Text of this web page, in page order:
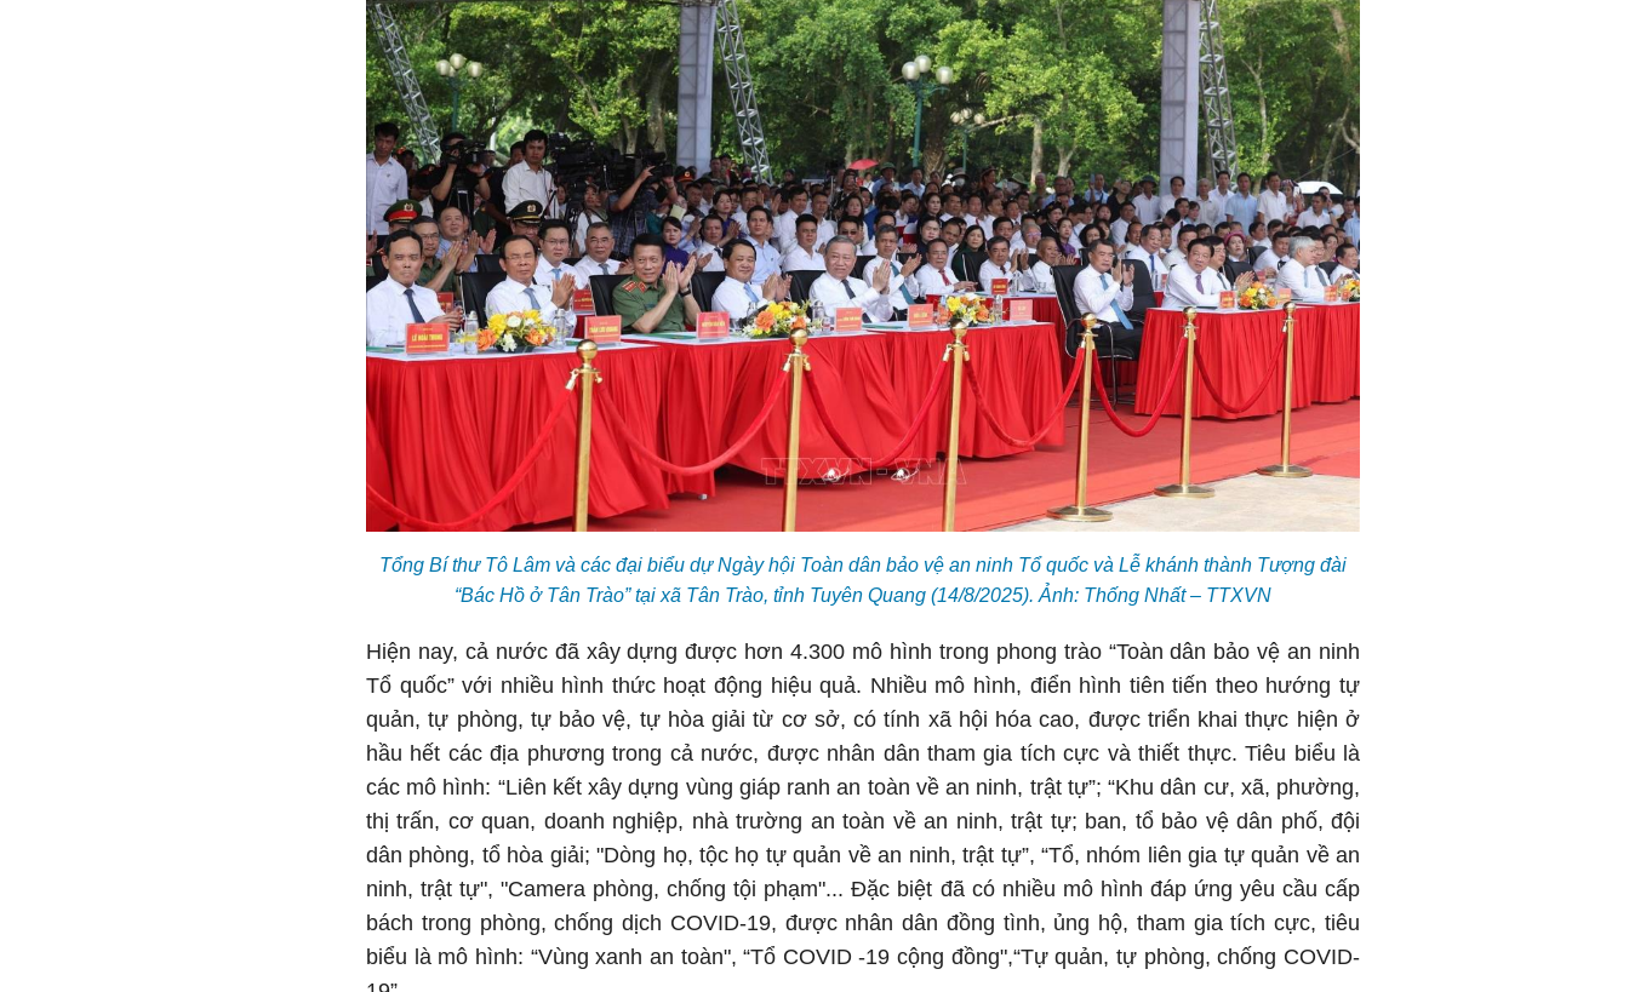
Tổng Bí thư Tô Lâm và các đại biểu dự Ngày hội Toàn dân bảo vệ an ninh Tổ quốc và Lễ khánh thành Tượng đài
“Bác Hồ ở Tân Trào” tại xã Tân Trào, tỉnh Tuyên Quang (14/8/2025). Ảnh: Thống Nhất – TTXVN
Hiện nay, cả nước đã xây dựng được hơn 4.300 mô hình trong phong trào “Toàn dân bảo vệ an ninh
Tổ quốc” với nhiều hình thức hoạt động hiệu quả. Nhiều mô hình, điển hình tiên tiến theo hướng tự
quản, tự phòng, tự bảo vệ, tự hòa giải từ cơ sở, có tính xã hội hóa cao, được triển khai thực hiện ở
hầu hết các địa phương trong cả nước, được nhân dân tham gia tích cực và thiết thực. Tiêu biểu là
các mô hình: “Liên kết xây dựng vùng giáp ranh an toàn về an ninh, trật tự”; “Khu dân cư, xã, phường,
thị trấn, cơ quan, doanh nghiệp, nhà trường an toàn về an ninh, trật tự; ban, tổ bảo vệ dân phố, đội
dân phòng, tổ hòa giải; "Dòng họ, tộc họ tự quản về an ninh, trật tự”, “Tổ, nhóm liên gia tự quản về an
ninh, trật tự", "Camera phòng, chống tội phạm"... Đặc biệt đã có nhiều mô hình đáp ứng yêu cầu cấp
bách trong phòng, chống dịch COVID-19, được nhân dân đồng tình, ủng hộ, tham gia tích cực, tiêu
biểu là mô hình: “Vùng xanh an toàn", “Tổ COVID -19 cộng đồng",“Tự quản, tự phòng, chống COVID-